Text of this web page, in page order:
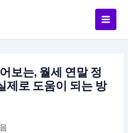
보는, 월세 연말 정
제로 도움이 되는 방